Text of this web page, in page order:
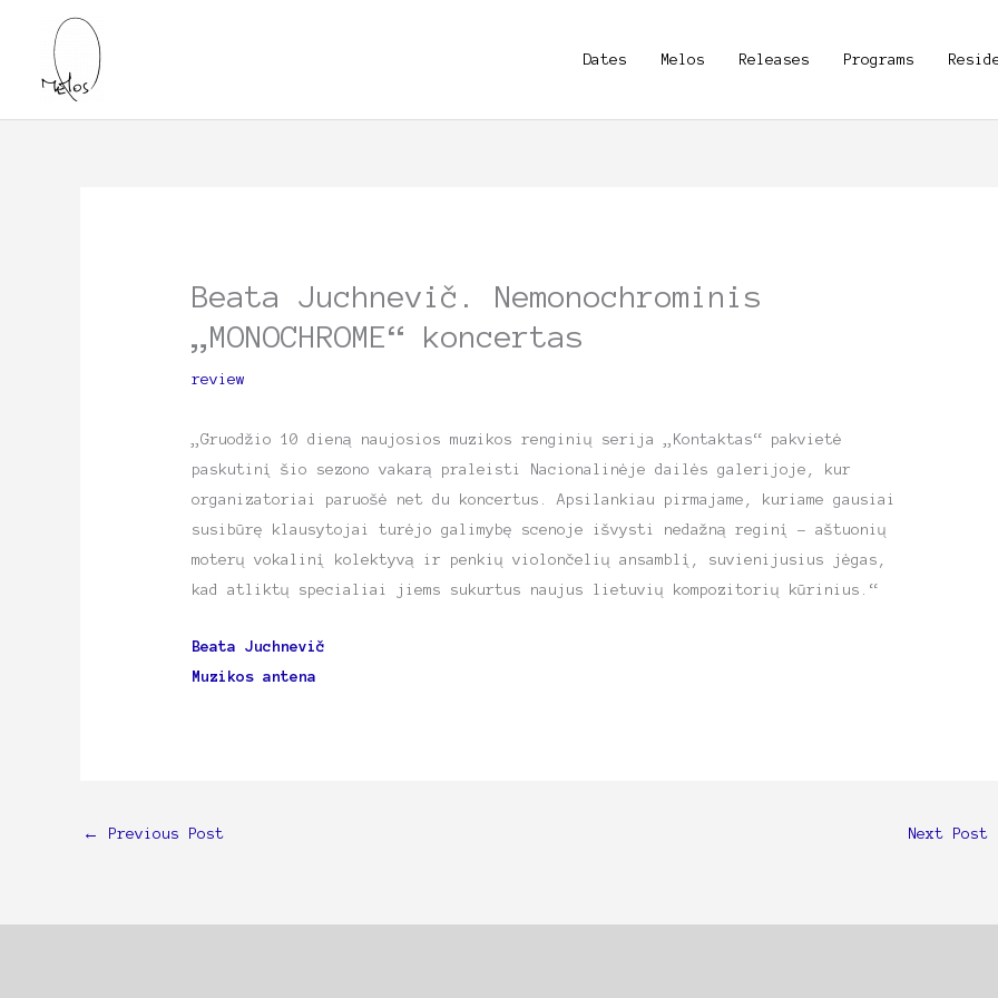
content
Dates Melos Releases Programs
Beata Juchnevič. Nemonochrominis
„MONOCHROME“ koncertas
review
„Gruodžio 10 dieną naujosios muzikos renginių serija „Kontaktas“ pakvietė
paskutinį šio sezono vakarą praleisti Nacionalinėje dailės galerijoje, kur
organizatoriai paruošė net du koncertus. Apsilankiau pirmajame, kuriame gausiai
susibūrę klausytojai turėjo galimybę scenoje išvysti nedažną reginį – aštuonių
moterų vokalinį kolektyvą ir penkių violončelių ansamblį, suvienijusius jėgas,
kad atliktų specialiai jiems sukurtus naujus lietuvių kompozitorių kūrinius.“
Beata Juchnevič
Muzikos antena
← Previous Post Next Post